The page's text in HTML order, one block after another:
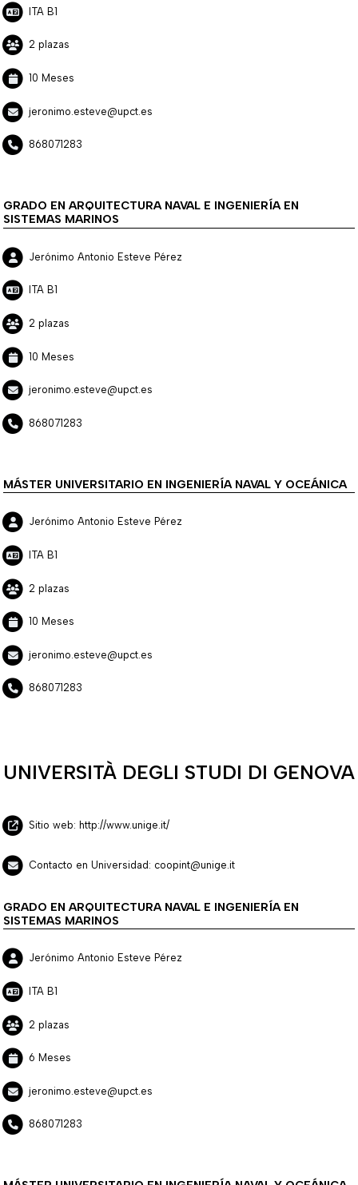
ITA B1
2 plazas
10 Meses
jeronimo.esteve@upct.es
868071283
GRADO EN ARQUITECTURA NAVAL E INGENIERÍA EN
SISTEMAS MARINOS
Jerónimo Antonio Esteve Pérez
ITA B1
2 plazas
10 Meses
jeronimo.esteve@upct.es
868071283
MÁSTER UNIVERSITARIO EN INGENIERÍA NAVAL Y OCEÁNICA
Jerónimo Antonio Esteve Pérez
ITA B1
2 plazas
10 Meses
jeronimo.esteve@upct.es
868071283
UNIVERSITÀ DEGLI STUDI DI GENOVA
Sitio web: http://www.unige.it/
Contacto en Universidad: coopint@unige.it
GRADO EN ARQUITECTURA NAVAL E INGENIERÍA EN
SISTEMAS MARINOS
Jerónimo Antonio Esteve Pérez
ITA B1
2 plazas
6 Meses
jeronimo.esteve@upct.es
868071283